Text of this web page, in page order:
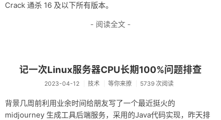
Crack 通杀 16 及以下所有版本。
- 阅读全文 -
记一次Linux服务器CPU长期100%问题排查
2023-04-12 技术 等你来撩 5739 次阅读
背景几周前利用业余时间给朋友写了一个最近挺火的
midjourney 生成工具后端服务，采用的Java代码实现，昨天排